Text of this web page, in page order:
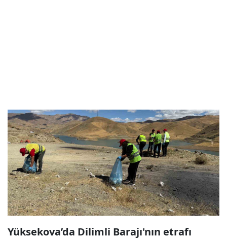
Yüksekova’da Dilimli Barajı'nın etrafı